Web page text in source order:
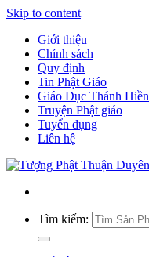
Skip to content
Giới thiệu
Chính sách
Quy định
Tin Phật Giáo
Giáo Dục Thánh Hiền
Truyện Phật giáo
Tuyển dụng
Liên hệ
Tìm kiếm: